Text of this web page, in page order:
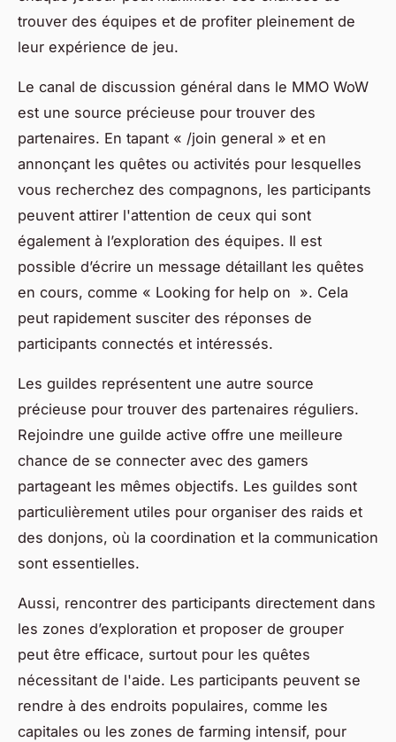
trouver des équipes et de profiter pleinement de
leur expérience de jeu.
Le canal de discussion général dans le MMO WoW
est une source précieuse pour trouver des
partenaires. En tapant « /join general » et en
annonçant les quêtes ou activités pour lesquelles
vous recherchez des compagnons, les participants
peuvent attirer l'attention de ceux qui sont
également à l’exploration des équipes. Il est
possible d’écrire un message détaillant les quêtes
en cours, comme « Looking for help on ». Cela
peut rapidement susciter des réponses de
participants connectés et intéressés.
Les guildes représentent une autre source
précieuse pour trouver des partenaires réguliers.
Rejoindre une guilde active offre une meilleure
chance de se connecter avec des gamers
partageant les mêmes objectifs. Les guildes sont
particulièrement utiles pour organiser des raids et
des donjons, où la coordination et la communication
sont essentielles.
Aussi, rencontrer des participants directement dans
les zones d’exploration et proposer de grouper
peut être efficace, surtout pour les quêtes
nécessitant de l'aide. Les participants peuvent se
rendre à des endroits populaires, comme les
capitales ou les zones de farming intensif, pour